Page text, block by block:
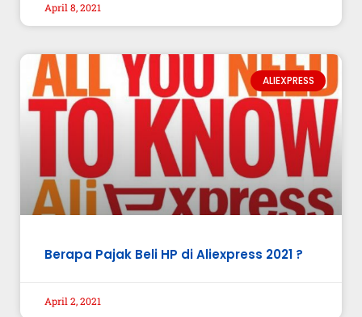
April 8, 2021
ALIEXPRESS
Berapa Pajak Beli HP di Aliexpress 2021 ?
April 2, 2021